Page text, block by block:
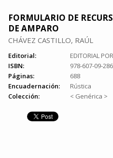
FORMULARIO DE
DE AMPARO
CHÁVEZ CASTILLO, RAÚL
Editorial:
EDITORIAL
ISBN:
978-607-09-
Páginas:
688
Encuadernación:
Rústica
Colección:
< Genérica >